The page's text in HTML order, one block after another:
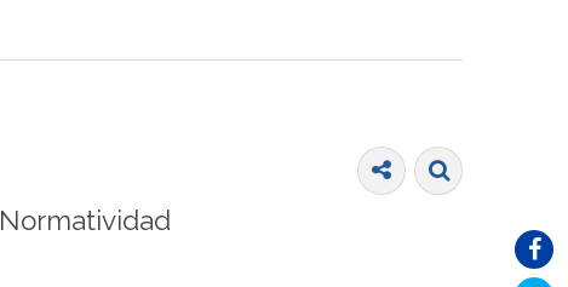
Normatividad